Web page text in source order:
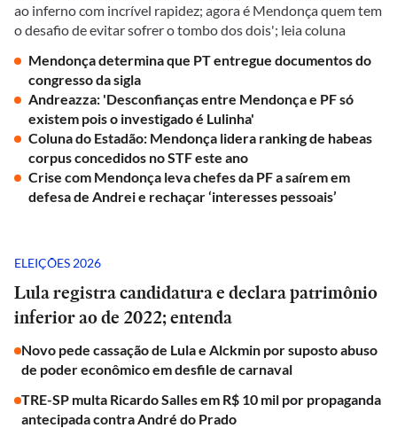
ao inferno com incrível rapidez; agora é Mendonça quem tem
o desafio de evitar sofrer o tombo dos dois'; leia coluna
Mendonça determina que PT entregue documentos do
congresso da sigla
Andreazza: 'Desconfianças entre Mendonça e PF só
existem pois o investigado é Lulinha'
Coluna do Estadão: Mendonça lidera ranking de habeas
corpus concedidos no STF este ano
Crise com Mendonça leva chefes da PF a saírem em
defesa de Andrei e rechaçar ‘interesses pessoais’
ELEIÇÕES 2026
Lula registra candidatura e declara patrimônio
inferior ao de 2022; entenda
Novo pede cassação de Lula e Alckmin por suposto abuso
de poder econômico em desfile de carnaval
TRE-SP multa Ricardo Salles em R$ 10 mil por propaganda
antecipada contra André do Prado